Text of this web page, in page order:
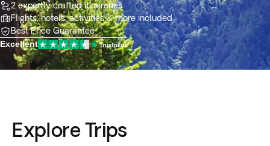
2 expertly crafted itineraries
Flights, hotels, activities & more included
Best Price Guarantee
Excellent
Explore Trips